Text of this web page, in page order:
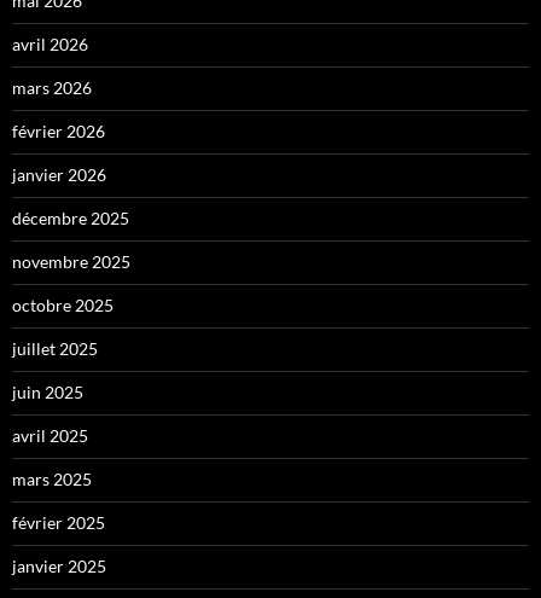
avril 2026
mars 2026
février 2026
janvier 2026
décembre 2025
novembre 2025
octobre 2025
juillet 2025
juin 2025
avril 2025
mars 2025
février 2025
janvier 2025